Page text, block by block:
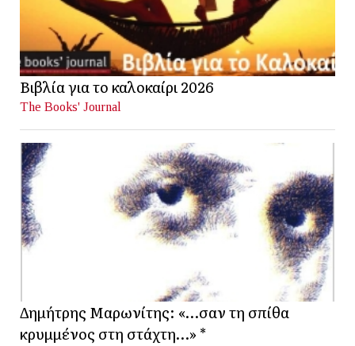
Βιβλία για το καλοκαίρι 2026
The Books' Journal
Δημήτρης Μαρωνίτης: «…σαν τη σπίθα
κρυμμένος στη στάχτη…» *